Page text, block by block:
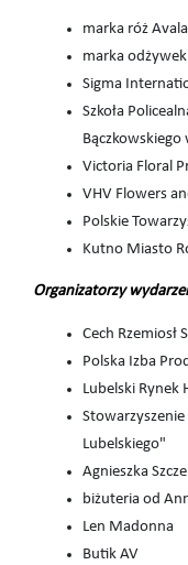
marka róż
marka
Sigma
Szkoła
Bączkowskiego
Victoria Floral
VHV Flowers
Polskie
Kutno Miasto
Organizatorzy
Cech Rzemiosł
Polska Izba
Lubelski Rynek
Lubelskiego"
Agnieszka
biżuteria od
Len Madonna
Butik AV